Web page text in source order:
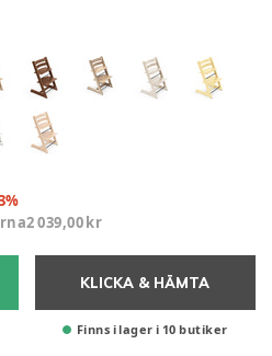
%
2 039,00 kr
KLICKA & HÄMTA
Finns i lager i 10 butiker